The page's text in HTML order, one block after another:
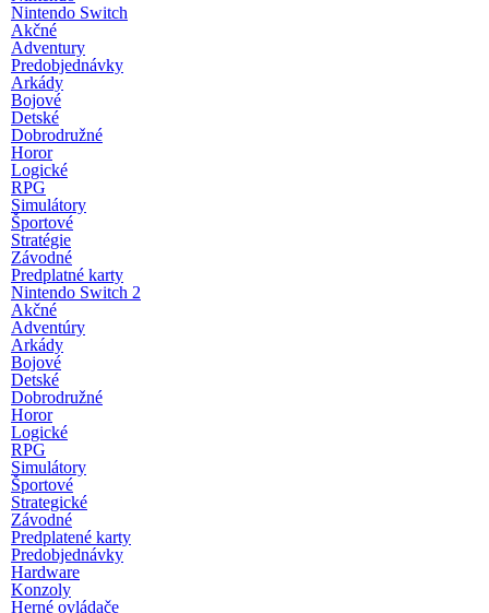
Nintendo Switch
Akčné
Adventury
Predobjednávky
Arkády
Bojové
Detské
Dobrodružné
Horor
Logické
RPG
Simulátory
Športové
Stratégie
Závodné
Predplatné karty
Nintendo Switch 2
Akčné
Adventúry
Arkády
Bojové
Detské
Dobrodružné
Horor
Logické
RPG
Simulátory
Športové
Strategické
Závodné
Predplatené karty
Predobjednávky
Hardware
Konzoly
Herné ovládače